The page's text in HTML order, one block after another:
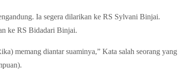
Ia segera dilarikan ke RS Sylvani Binjai.
ke RS Bidadari Binjai.
memang diantar suaminya,” Kata salah seorang yang